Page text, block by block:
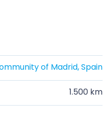
of Madrid, Spain
1.500 km